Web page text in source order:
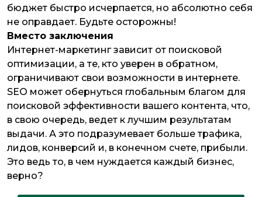
бюджет быстро исчерпается, но абсолютно себя
не оправдает. Будьте осторожны!
Вместо заключения
Интернет-маркетинг зависит от поисковой
оптимизации, а те, кто уверен в обратном,
ограничивают свои возможности в интернете.
SEO может обернуться глобальным благом для
поисковой эффективности вашего контента, что,
в свою очередь, ведет к лучшим результатам
выдачи. А это подразумевает больше трафика,
лидов, конверсий и, в конечном счете, прибыли.
Это ведь то, в чем нуждается каждый бизнес,
верно?